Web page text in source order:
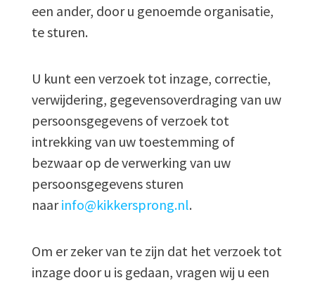
een ander, door u genoemde organisatie,
te sturen.
U kunt een verzoek tot inzage, correctie,
verwijdering, gegevensoverdraging van uw
persoonsgegevens of verzoek tot
intrekking van uw toestemming of
bezwaar op de verwerking van uw
persoonsgegevens sturen
naarinfo@kikkersprong.nl.
Om er zeker van te zijn dat het verzoek tot
inzage door u is gedaan, vragen wij u een